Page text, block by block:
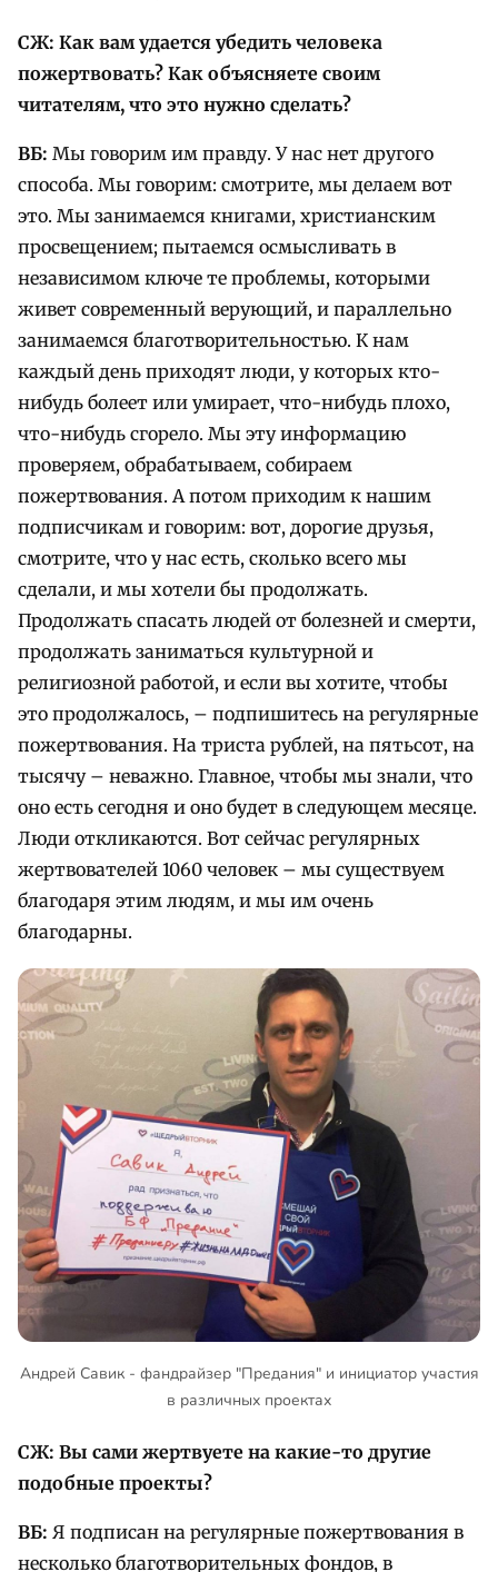
СЖ: Как вам удается убедить человека
пожертвовать? Как объясняете своим
читателям, что это нужно сделать?
ВБ: Мы говорим им правду. У нас нет другого
способа. Мы говорим: смотрите, мы делаем вот
это. Мы занимаемся книгами, христианским
просвещением; пытаемся осмысливать в
независимом ключе те проблемы, которыми
живет современный верующий, и параллельно
занимаемся благотворительностью. К нам
каждый день приходят люди, у которых кто-
нибудь болеет или умирает, что-нибудь плохо,
что-нибудь сгорело. Мы эту информацию
проверяем, обрабатываем, собираем
пожертвования. А потом приходим к нашим
подписчикам и говорим: вот, дорогие друзья,
смотрите, что у нас есть, сколько всего мы
сделали, и мы хотели бы продолжать.
Продолжать спасать людей от болезней и смерти,
продолжать заниматься культурной и
религиозной работой, и если вы хотите, чтобы
это продолжалось, – подпишитесь на регулярные
пожертвования. На триста рублей, на пятьсот, на
тысячу – неважно. Главное, чтобы мы знали, что
оно есть сегодня и оно будет в следующем месяце.
Люди откликаются. Вот сейчас регулярных
жертвователей 1060 человек – мы существуем
благодаря этим людям, и мы им очень
благодарны.
Андрей Савик - фандрайзер "Предания" и инициатор участия
в различных проектах
СЖ: Вы сами жертвуете на какие-то другие
подобные проекты?
ВБ: Я подписан на регулярные пожертвования в
несколько благотворительных фондов, в